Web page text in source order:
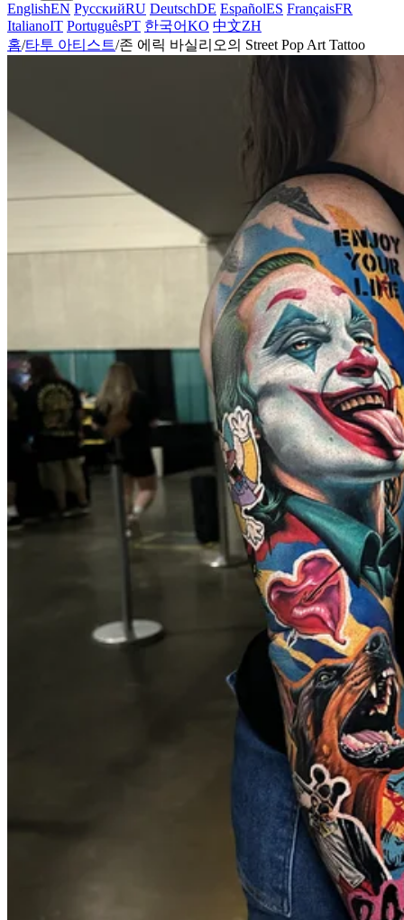
EnglishEN РусскийRU DeutschDE EspañolES FrançaisFR
ItalianoIT PortuguêsPT 한국어KO 中文ZH
홈/타투 아티스트/존 에릭 바실리오의 Street Pop Art Tattoo